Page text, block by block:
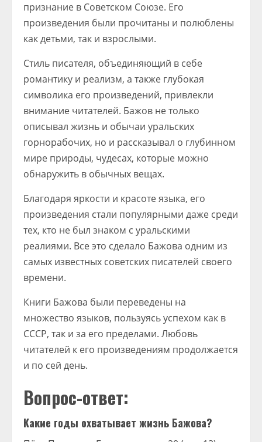
признание в Советском Союзе. Его
произведения были прочитаны и полюблены
как детьми, так и взрослыми.
Стиль писателя, объединяющий в себе
романтику и реализм, а также глубокая
символика его произведений, привлекли
внимание читателей. Бажов не только
описывал жизнь и обычаи уральских
горнорабочих, но и рассказывал о глубинном
мире природы, чудесах, которые можно
обнаружить в обычных вещах.
Благодаря яркости и красоте языка, его
произведения стали популярными даже среди
тех, кто не был знаком с уральскими
реалиями. Все это сделало Бажова одним из
самых известных советских писателей своего
времени.
Книги Бажова были переведены на
множество языков, пользуясь успехом как в
СССР, так и за его пределами. Любовь
читателей к его произведениям продолжается
и по сей день.
Вопрос-ответ:
Какие годы охватывает жизнь Бажова?